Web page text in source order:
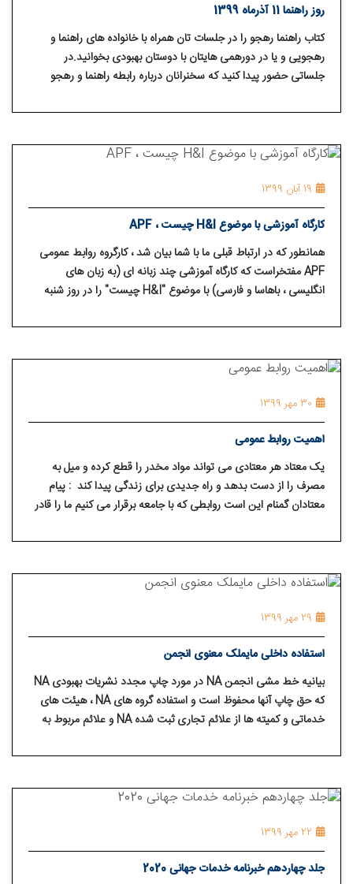
روز راهنما 11 آذرماه 1399
کتاب راهنما رهجو را در جلسات تان همراه با خانواده های راهنما و
رهجویی و یا در دورهمی هایتان با دوستان بهبودی بخوانید.در
جلساتی حضور پیدا کنید که سخنرانان درباره رابطه راهنما و رهجو
همراه با فرزندخوانده ها شرکت داشته باشند برگزار کنید.
19 آبان 1399
کارگاه آموزشی با موضوع H&I چیست ، APF
همانطور که در ارتباط قبلی ما با شما بیان شد ، کارگروه روابط عمومی
APF مفتخراست که کارگاه آموزشی چند زبانه ای (به زبان های
انگلیسی ، باهاسا و فارسی) با موضوع "H&I چیست" را در روز شنبه
(بوقت ایران) برگزار نماید.
30 مهر 1399
اهمیت روابط عمومی
یک معتاد هر معتادی می تواند مواد مخدر را قطع کرده و میل به
مصرف را از دست بدهد و راه جدیدی برای زندگی پیدا کند : پیام
معتادان گمنام این است روابطی که با جامعه برقرار می کنیم ما را قادر
کسانی که به برنامه بهبودی مان نیاز دارند ، بتوانند ما را پیدا کنند.
29 مهر 1399
استفاده داخلی مایملک معنوی انجمن
بیانیه خط مشی انجمن NA در مورد چاپ مجدد نشریات بهبودی NA
که حق چاپ آنها محفوظ است و استفاده گروه های NA ، هیئت های
خدماتی و کمیته ها از علائم تجاری ثبت شده NA و علائم مربوط به
گمنام و به درخواست نمایندگان خدمات منطقه ای در 27 آوریل 1993
22 مهر 1399
جلد چهاردهم خبرنامه خدمات جهانی 2020